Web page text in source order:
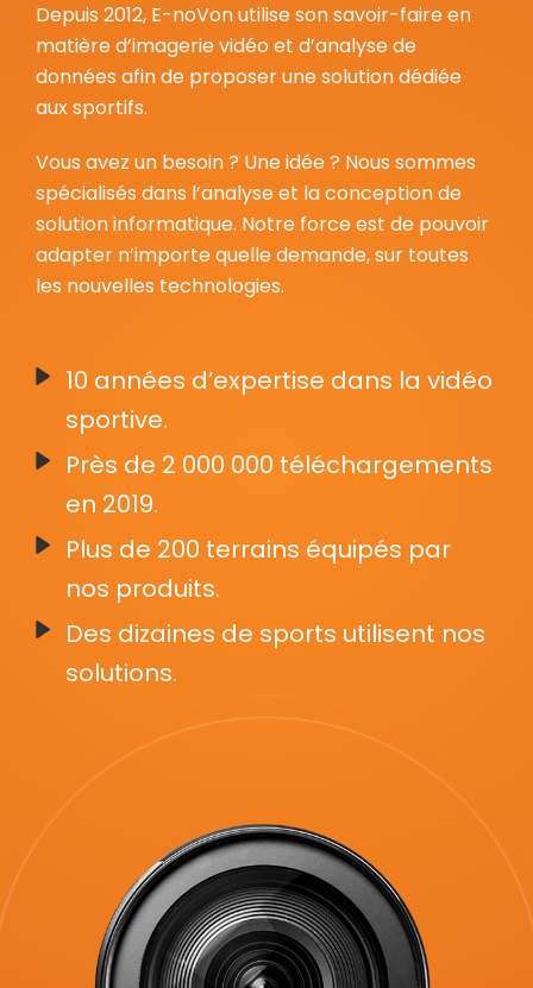
Depuis 2012, E-noVon utilise son savoir-faire en
matière d’imagerie vidéo et d’analyse de
données afin de proposer une solution dédiée
aux sportifs.
Vous avez un besoin ? Une idée ? Nous sommes
spécialisés dans l’analyse et la conception de
solution informatique. Notre force est de pouvoir
adapter n’importe quelle demande, sur toutes
les nouvelles technologies.
10 années d’expertise dans la vidéo
sportive.
Près de 2 000 000 téléchargements
en 2019.
Plus de 200 terrains équipés par
nos produits.
Des dizaines de sports utilisent nos
solutions.